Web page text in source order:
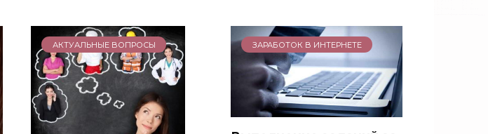
АКТУАЛЬНЫЕ ВОПРОСЫ ЗАРАБОТОК В ИНТЕРНЕТЕ